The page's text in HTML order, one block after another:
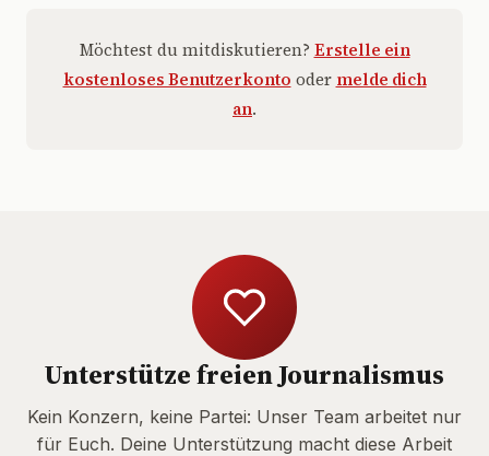
Möchtest du mitdiskutieren? Erstelle ein
kostenloses Benutzerkonto oder melde dich
an.
Unterstütze freien Journalismus
Kein Konzern, keine Partei: Unser Team arbeitet nur
für Euch. Deine Unterstützung macht diese Arbeit